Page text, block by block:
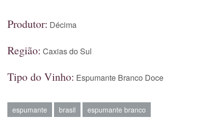
Produtor: Décima
Região: Caxias do Sul
Tipo do Vinho: Espumante Branco Doce
espumante brasil espumante branco